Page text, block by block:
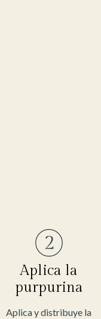
Aplica la
purpurina
Aplica y distribuye la